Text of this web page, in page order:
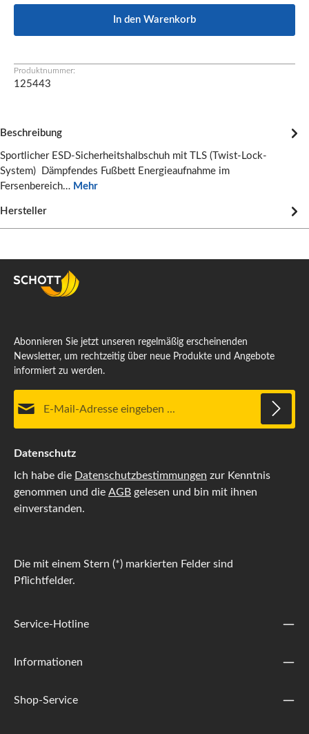
In den Warenkorb
Produktnummer:
125443
Beschreibung
Sportlicher ESD-Sicherheitshalbschuh mit TLS (Twist-Lock-
System) Dämpfendes Fußbett Energieaufnahme im
Fersenbereich… Mehr
Hersteller
Abonnieren Sie jetzt unseren regelmäßig erscheinenden
Newsletter, um rechtzeitig über neue Produkte und Angebote
informiert zu werden.
Datenschutz
Ich habe die Datenschutzbestimmungen zur Kenntnis
genommen und die AGB gelesen und bin mit ihnen
einverstanden.
Die mit einem Stern (*) markierten Felder sind
Pflichtfelder.
Service-Hotline
Informationen
Shop-Service